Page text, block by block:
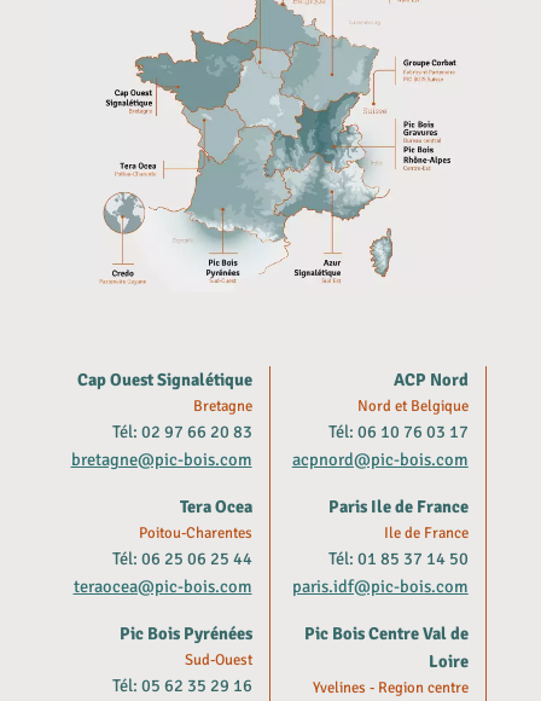
Cap Ouest Signalétique
Bretagne
Tél: 02 97 66 20 83
bretagne@pic-bois.com
Tera Ocea
Poitou-Charentes
Tél: 06 25 06 25 44
teraocea@pic-bois.com
Pic Bois Pyrénées
Sud-Ouest
Tél: 05 62 35 29 16
ACP Nord
Nord et Belgique
Tél: 06 10 76 03 17
acpnord@pic-bois.com
Paris Ile de France
Ile de France
Tél: 01 85 37 14 50
paris.idf@pic-bois.com
Pic Bois Centre Val de
Loire
Yvelines - Region centre